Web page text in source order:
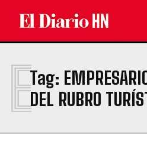
Tag:
DEL RUBRO
E